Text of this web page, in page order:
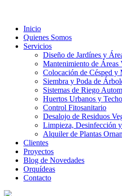
Inicio
Quienes Somos
Servicios
Diseño de Jardínes y
Mantenimiento de Áreas
Colocación de Césped y
Siembra y Poda de
Sistemas de Riego
Huertos Urbanos y
Control Fitosanitario
Desalojo de Residuos
Limpieza, Desinfección
Alquiler de Plantas
Clientes
Proyectos
Blog de Novedades
Orquídeas
Contacto